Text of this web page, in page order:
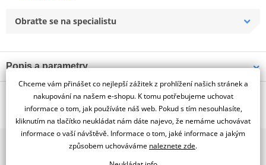
Obraťte se na specialistu
Popis a parametry
Jsme autorizovaný
dealer značky PUIG
KTM 790 ADVENTURE 23'
Tabulka velikostí
O výrobci
PUIG byl založen v roce 1964 ve Španělsku. Vyrábí se ve městě
Granollers poblíž Barcelony na ploše 8 000 m² v objektu, který se
2x multibrand showroom
Chceme vám přinášet co nejlepší zážitek z prohlížení našich stránek a
nakupování na našem e-shopu. K tomu potřebujeme uchovat
informace o tom, jak používáte náš web. Pokud s tím nesouhlasíte,
kliknutím na tlačítko neukládat nám dáte najevo, že nemáme uchovávat
informace o vaší návštěvě. Informace o tom, jaké informace a jakým
způsobem uchováváme naleznete zde.